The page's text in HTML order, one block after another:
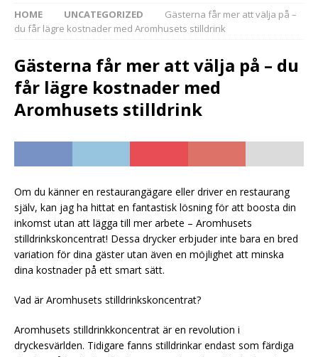
HOME UNCATEGORIZED
Gästerna får mer att välja på –
du får lägre kostnader med Aromhusets stilldrink
Gästerna får mer att välja på – du
får lägre kostnader med
Aromhusets stilldrink
Om du känner en restaurangägare eller driver en restaurang
själv, kan jag ha hittat en fantastisk lösning för att boosta din
inkomst utan att lägga till mer arbete – Aromhusets
stilldrinkskoncentrat! Dessa drycker erbjuder inte bara en bred
variation för dina gäster utan även en möjlighet att minska
dina kostnader på ett smart sätt.
Vad är Aromhusets stilldrinkskoncentrat?
Aromhusets stilldrinkkoncentrat är en revolution i
dryckesvärlden. Tidigare fanns stilldrinkar endast som färdiga